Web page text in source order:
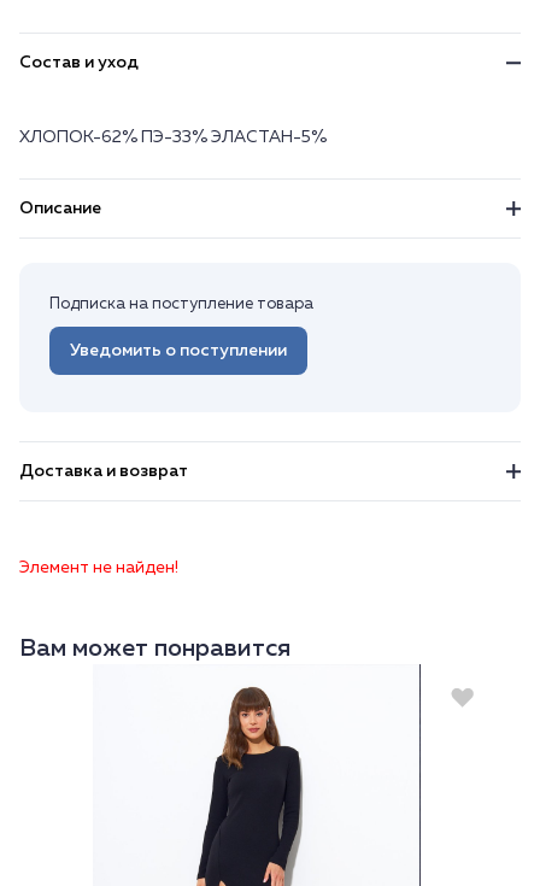
Состав и уход
ХЛОПОК-62% ПЭ-33% ЭЛАСТАН-5%
Описание
Подписка на поступление товара
Уведомить о поступлении
Доставка и возврат
Элемент не найден!
Вам может понравится